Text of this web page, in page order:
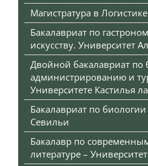
Магистратура в
Бакалавриат по
искусству. Университет
Двойной бакалавриат по
администрированию и
Университете Кастилья
Бакалавриат по
Севильи
Бакалавр по
литературе –